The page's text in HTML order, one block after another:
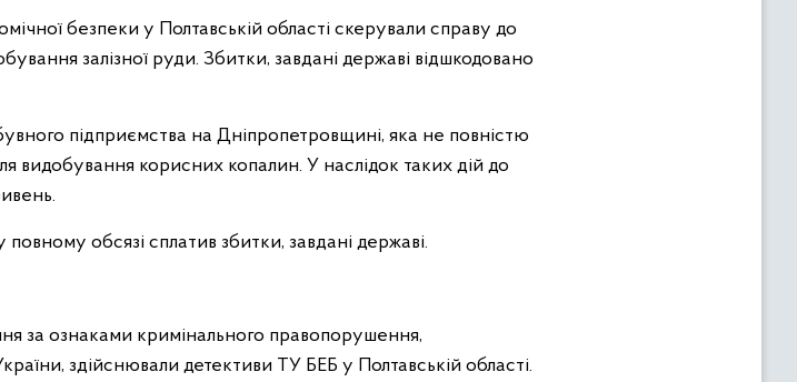
безпеки у Полтавській області скерували справу до
залізної руди. Збитки, завдані державі відшкодовано
підприємства на Дніпропетровщині, яка не повністю
видобування корисних копалин. У наслідок таких дій до
обсязі сплатив збитки, завдані державі.
за ознаками кримінального правопорушення,
здійснювали детективи ТУ БЕБ у Полтавській області.